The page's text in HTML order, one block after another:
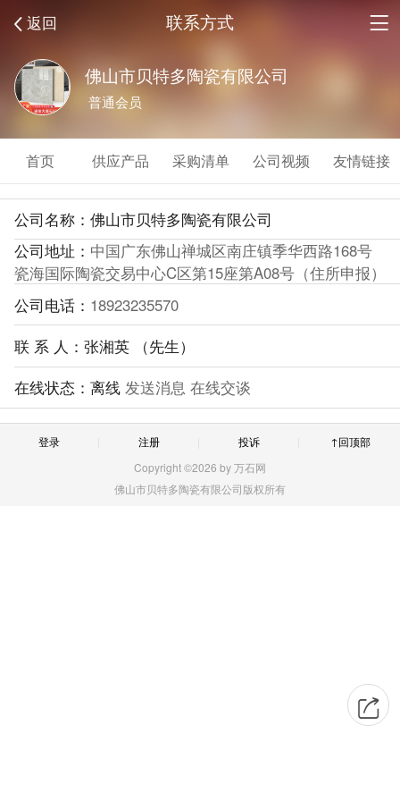
返回 联系方式
佛山市贝特多陶瓷有限公司
普通会员
首页 供应产品 采购清单 公司视频 友情链接
公司名称：佛山市贝特多陶瓷有限公司
公司地址： 中国广东佛山禅城区南庄镇季华西路168号
瓷海国际陶瓷交易中心C区第15座第A08号（住所申报）
公司电话： 18923235570
联 系 人：张湘英 （先生）
在线状态： 离线 发送消息 在线交谈
登录 注册 投诉
↑回顶部
Copyright ©2026 by 万石网
佛山市贝特多陶瓷有限公司版权所有